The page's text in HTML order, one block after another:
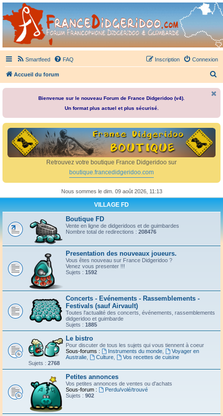
France Didgeridoo
Didgeridoo et Guimbarde sur France Didgeridoo - retrouvez la communauté.
Smartfeed FAQ Connexion
Inscription
Accueil du forum
e
r
Bienvenue sur le nouveau Forum de France Didgeridoo (v4).
Un format plus actuel et plus sécurisé.
Retrouvez votre boutique France Didgeridoo sur
boutique.francedidgeridoo.com
Nous sommes le dim. 09 août 2026, 11:13
VILLAGE FD
Boutique FD
Vente en ligne de didgeridoos et de guimbardes
Nombre total de redirections : 208476
Presentation des nouveaux joueurs.
Vous êtes nouveau sur France Didgeridoo ?
Venez vous presenter !!!
Sujets : 1592
Concerts - Evénements - Rassemblements -
Festivals (sauf Airvault)
Toutes l'actualité des concerts, événements, rassemblements
didgeridoo et guimbarde
Sujets : 1885
Le bistro
Pour discuter de tous les sujets qui vous tiennent à coeur
Sous-forums :
Instruments du monde,
Voyager en
Australie
Culture,
Vos recettes de cuisine
Sujets : 2768
Petites annonces
Vos petites annonces de ventes ou d'achats
Sous-forum :
Perdu/volé/trouvé
Sujets : 902